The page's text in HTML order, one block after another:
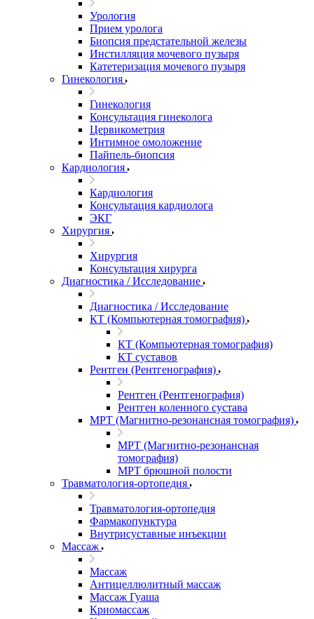
Урология
Прием уролога
Биопсия предстательной железы
Инстилляция мочевого пузыря
Катетеризация мочевого пузыря
Гинекология
Гинекология
Консультация гинеколога
Цервикометрия
Интимное омоложение
Пайпель-биопсия
Кардиология
Кардиология
Консультация кардиолога
ЭКГ
Хирургия
Хирургия
Консультация хирурга
Диагностика / Исследование
Диагностика / Исследование
КТ (Компьютерная томография)
КТ (Компьютерная томография)
КТ суставов
Рентген (Рентгенография)
Рентген (Рентгенография)
Рентген коленного сустава
МРТ (Магнитно-резонансная томография)
МРТ (Магнитно-резонансная
томография)
МРТ брюшной полости
Травматология-ортопедия
Травматология-ортопедия
Фармакопунктура
Внутрисуставные инъекции
Массаж
Массаж
Антицеллюлитный массаж
Массаж Гуаша
Криомассаж